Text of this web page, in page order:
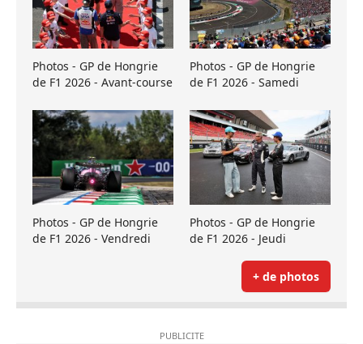
Photos - GP de Hongrie
de F1 2026 - Avant-course
Photos - GP de Hongrie
de F1 2026 - Samedi
Photos - GP de Hongrie
de F1 2026 - Vendredi
Photos - GP de Hongrie
de F1 2026 - Jeudi
+ de photos